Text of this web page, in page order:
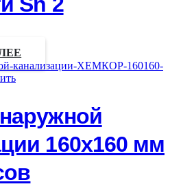
160х160 мм